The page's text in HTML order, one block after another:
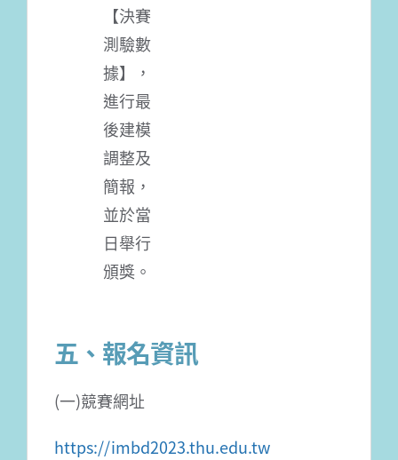
【決賽
測驗數
據】，
進行最
後建模
調整及
簡報，
並於當
日舉行
頒獎。
五、報名資訊
(一)競賽網址
https://imbd2023.thu.edu.tw